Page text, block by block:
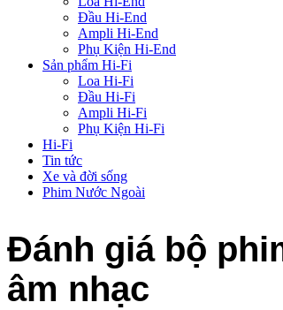
Đầu Hi-End
Ampli Hi-End
Phụ Kiện Hi-End
Sản phẩm Hi-Fi
Loa Hi-Fi
Đầu Hi-Fi
Ampli Hi-Fi
Phụ Kiện Hi-Fi
Hi-Fi
Tin tức
Xe và đời sống
Phim Nước Ngoài
Đánh giá bộ
âm nhạc